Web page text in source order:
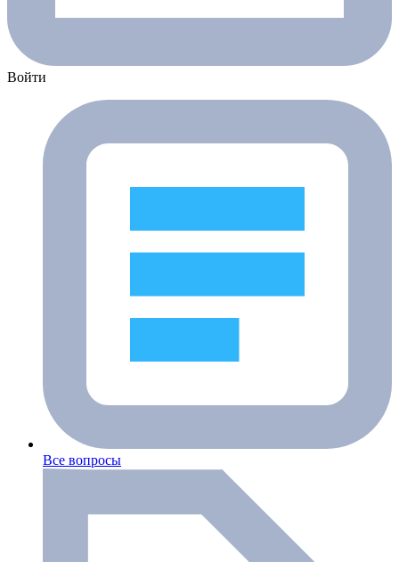
Войти
Все вопросы